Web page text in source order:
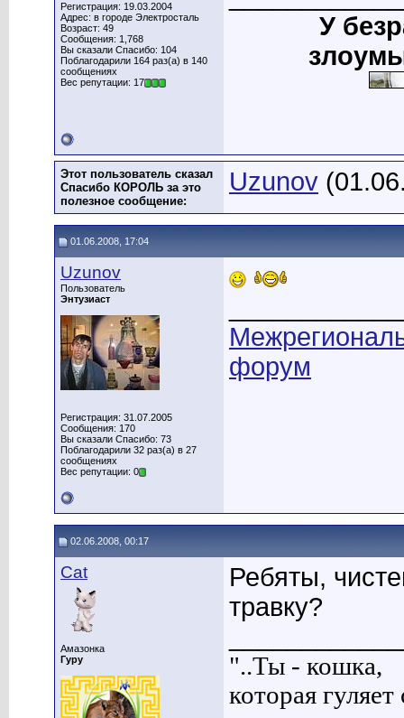
Регистрация: 19.03.2004
Адрес: в городе Электросталь
Возраст: 49
Сообщения: 1,768
Вы сказали Спасибо: 104
Поблагодарили 164 раз(а) в 140
сообщениях
Вес репутации: 17
У
Этот пользователь сказал
Спасибо КОРОЛЬ за это
полезное сообщение:
Uzunov
01.06.2008, 17:04
Uzunov
Пользователь
Энтузиаст
Регистрация: 31.07.2005
Сообщения: 170
Вы сказали Спасибо: 73
Поблагодарили 32 раз(а) в 27
сообщениях
Вес репутации: 0
форум
02.06.2008, 00:17
Cat
Амазонка
Гуру
Ребяты,
травку?
"..Ты - кошка,
которая